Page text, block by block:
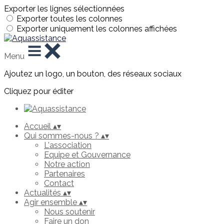
Exporter les lignes sélectionnées
Exporter toutes les colonnes
Exporter uniquement les colonnes affichées
Menu
Ajoutez un logo, un bouton, des réseaux sociaux
Cliquez pour éditer
Accueil ▴▾
Qui sommes-nous ? ▴▾
L'association
Equipe et Gouvernance
Notre action
Partenaires
Contact
Actualités ▴▾
Agir ensemble ▴▾
Nous soutenir
Faire un don